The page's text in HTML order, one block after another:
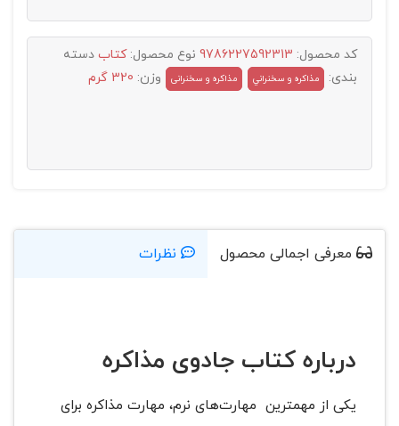
کد محصول: 9786227592313 نوع محصول:کتاب دسته
بندی:
مذاکره و سخنراني مذاکره و سخنرانی وزن: 320 گرم
معرفی اجمالی محصول نظرات
درباره کتاب جادوی مذاکره
یکی از مهمترین مهارت‌های نرم، مهارت مذاکره برای